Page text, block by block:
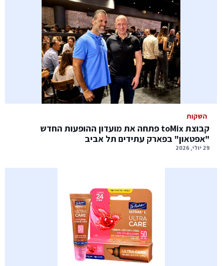
השקות
קבוצת toMix פתחה את מועדון ההופעות החדש
"אפטאון" בפארק עתידים תל אביב
29 יולי, 2026